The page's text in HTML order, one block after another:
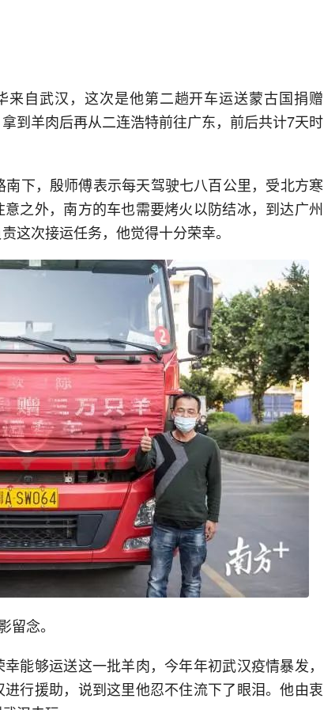
来自武汉，这次是他第二趟开车运送蒙古国捐赠
到羊肉后再从二连浩特前往广东，前后共计7天时
下，殷师傅表示每天驾驶七八百公里，受北方寒
之外，南方的车也需要烤火以防结冰，到达广州
这次接运任务，他觉得十分荣幸。
留念。
能够运送这一批羊肉，今年年初武汉疫情暴发，
行援助，说到这里他忍不住流下了眼泪。他由衷